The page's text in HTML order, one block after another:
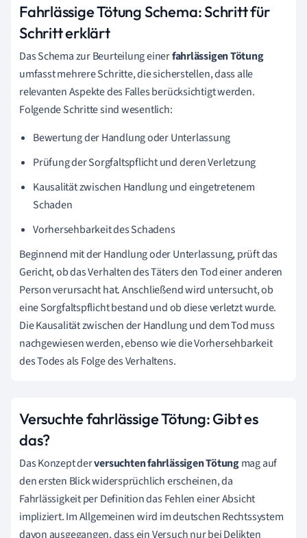
Fahrlässige Tötung Schema: Schritt für
Schritt erklärt
Das Schema zur Beurteilung einerfahrlässigen Tötung
umfasst mehrere Schritte, die sicherstellen, dass alle
relevanten Aspekte des Falles berücksichtigt werden.
Folgende Schritte sind wesentlich:
Bewertung der Handlung oder Unterlassung
Prüfung der Sorgfaltspflicht und deren Verletzung
Kausalität zwischen Handlung und eingetretenem
Schaden
Vorhersehbarkeit des Schadens
Beginnend mit der Handlung oder Unterlassung, prüft das
Gericht, ob das Verhalten des Täters den Tod einer anderen
Person verursacht hat. Anschließend wird untersucht, ob
eine Sorgfaltspflicht bestand und ob diese verletzt wurde.
Die Kausalität zwischen der Handlung und dem Tod muss
nachgewiesen werden, ebenso wie die Vorhersehbarkeit
des Todes als Folge des Verhaltens.
Versuchte fahrlässige Tötung: Gibt es
das?
Das Konzept derversuchten fahrlässigen Tötungmag auf
den ersten Blick widersprüchlich erscheinen, da
Fahrlässigkeit per Definition das Fehlen einer Absicht
impliziert. Im Allgemeinen wird im deutschen Rechtssystem
davon ausgegangen, dass ein Versuch nur bei Delikten